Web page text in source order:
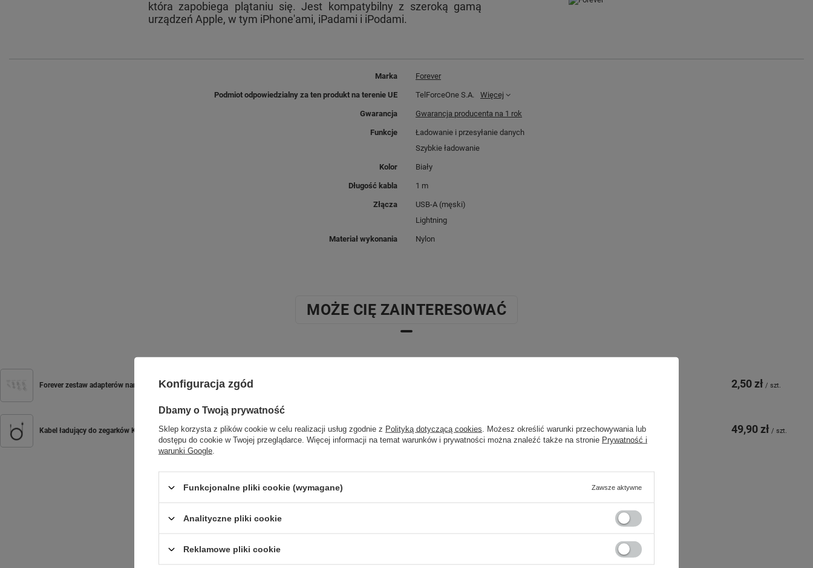
która zapobiega plątaniu się. Jest kompatybilny z szeroką gamą
urządzeń Apple, w tym iPhone'ami, iPadami i iPodami.
Marka Forever
Podmiot odpowiedzialny za ten produkt na terenie UE TelForceOne S.A. Więcej
Gwarancja Gwarancja producenta na 1 rok
Funkcje
Ładowanie i przesyłanie danych
Szybkie ładowanie
Kolor Biały
Długość kabla 1 m
Złącza
USB-A (męski)
Lightning
Materiał wykonania Nylon
MOŻE CIĘ ZAINTERESOWAĆ
Forever zestaw adapterów nano SIM 2,50 zł / szt.
Kabel ładujący do zegarków KW-320 / KW-520 49,90 zł / szt.
Konfiguracja zgód
Dbamy o Twoją prywatność
Sklep korzysta z plików cookie w celu realizacji usług zgodnie z Polityką dotyczącą cookies . Możesz określić warunki przechowywania lub
dostępu do cookie w Twojej przeglądarce. Więcej informacji na temat warunków i prywatności można znaleźć także na stronie Prywatność i
warunki Google
Funkcjonalne pliki cookie (wymagane) Zawsze aktywne
Analityczne pliki cookie
Reklamowe pliki cookie